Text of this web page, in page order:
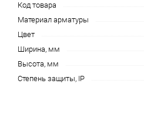
Код товара
Материал арматуры
Цвет
Ширина, мм
Высота, мм
Степень защиты, IP